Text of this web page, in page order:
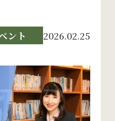
ント 2026.02.25